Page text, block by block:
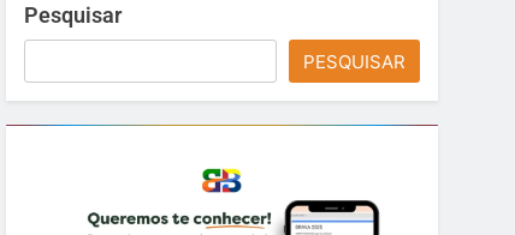
Pesquisar
PESQUISAR